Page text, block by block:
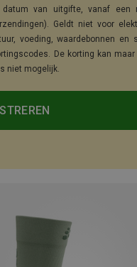
van uitgifte, vanaf een
Geldt niet voor
voeding, waardebonnen en
De korting kan maar
niet mogelijk.